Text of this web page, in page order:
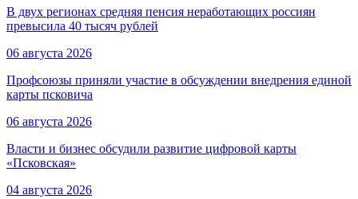
В двух регионах средняя пенсия неработающих россиян
превысила 40 тысяч рублей
06 августа 2026
Профсоюзы приняли участие в обсуждении внедрения единой
карты псковича
06 августа 2026
Власти и бизнес обсудили развитие цифровой карты
«Псковская»
04 августа 2026